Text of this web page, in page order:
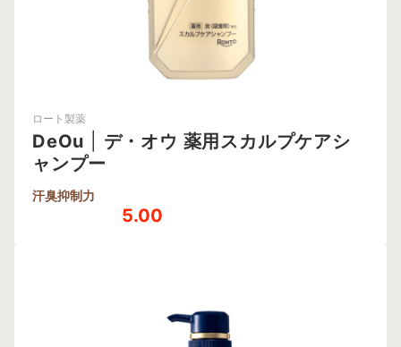
ロート製薬
DeOu
デ・オウ 薬用スカルプケアシ
ャンプー
汗臭抑制力
5.00